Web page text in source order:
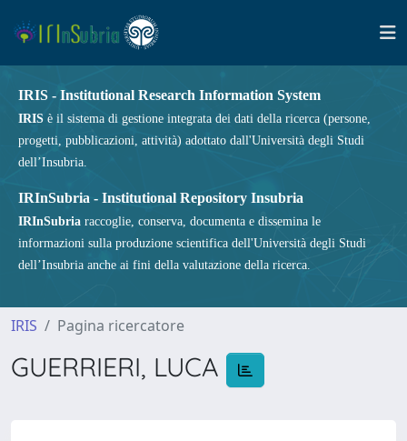
IRIS - Institutional Research Information System
IRIS è il sistema di gestione integrata dei dati della ricerca (persone,
progetti, pubblicazioni, attività) adottato dall'Università degli Studi
dell’Insubria.
IRInSubria - Institutional Repository Insubria
IRInSubria raccoglie, conserva, documenta e dissemina le
informazioni sulla produzione scientifica dell'Università degli Studi
dell’Insubria anche ai fini della valutazione della ricerca.
IRIS Pagina ricercatore
GUERRIERI, LUCA